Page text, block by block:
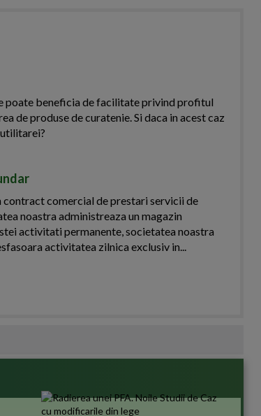
poate beneficia de facilitate privind profitul
de produse de curatenie. Si daca in acest caz
contract comercial de prestari servicii de
noastra administreaza un magazin
activitati permanente, societatea noastra
activitatea zilnica exclusiv in...